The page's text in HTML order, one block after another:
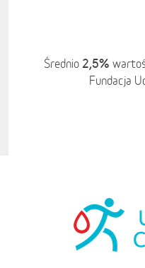
Średnio 2,5%
Fundacja